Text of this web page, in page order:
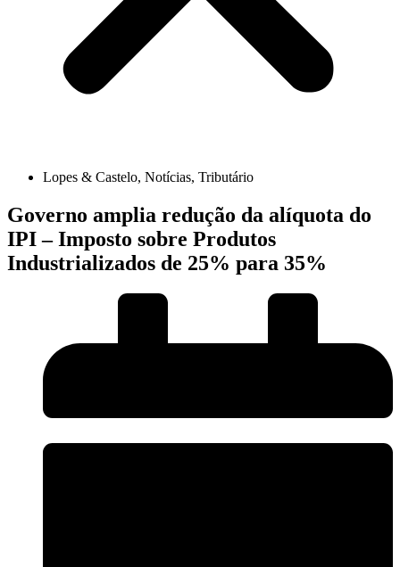
Lopes & Castelo, Notícias, Tributário
Governo amplia redução da alíquota do
IPI – Imposto sobre Produtos
Industrializados de 25% para 35%